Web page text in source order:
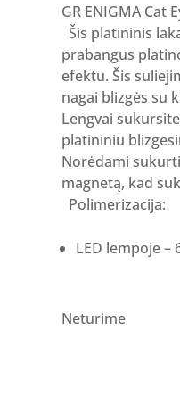
GR ENIGMA Cat
Šis platininis
prabangus
efektu. Šis
nagai blizgės su
Lengvai
platininiu
Norėdami
magnetą, kad
Polimerizacija:
LED lempoje –
Neturime